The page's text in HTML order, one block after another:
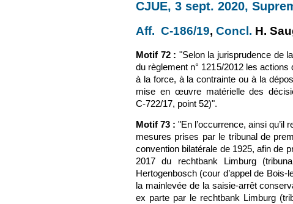
CJUE, 3 sept. 2020,
Aff. C-186/19(le lien est
, Concl. (le
H.
Motif 72 : "Selon la jurisprudence de
du règlement n° 1215/2012 les
à la force, à la contrainte ou à la
mise en œuvre matérielle des
C‑722/17, point 52)".
Motif 73 : "En l’occurrence, ainsi
mesures prises par le tribunal de
convention bilatérale de 1925, afin de
2017 du rechtbank Limburg
Hertogenbosch (cour d’appel de
la mainlevée de la saisie-arrêt
ex parte par le rechtbank Limburg